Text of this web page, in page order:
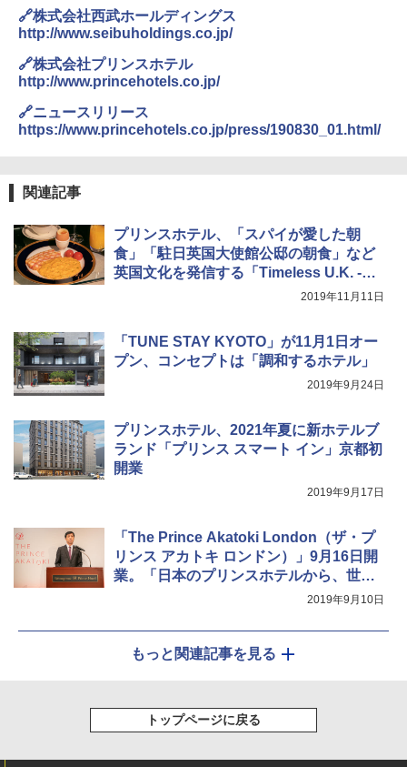
ENDLESS BASE 《めざましテレビで紹介》
テント ワンタッチ RENEW 幅200 2-3人用 43
500002(88859)
￥5,999
[キャンパーズコレクション 山善] 傘みたいに
広げるだけ パッとサッとテント ブラックコ
[キャンパーズコレクション 山善] 傘みたいに
広げるだけ パッとサッとテント キューブワ
イド ブラックコーティング フルクローズ メ
ATCW-150B エクルベージュ
￥-
￥6,459
熊撃退スプレー 熊よけスプレー 熊スプレー
【日本企業販売】超強力クマ対策スプレー 30
0ml（連続噴射30秒）110ml（連続噴射15
秒）射程5～10m 安全ロック搭載 携帯収納袋
付き ヒグマ・イノシシ対策 自治体・教育機
着替えテント トイレテント 透けない【換気
通気窓付き】収納袋付き UVカット 防水 防災
コンパクト iimono117 (ブルー)
￥3,080
🔗株式会社西武ホールディングス
http://www.seibuholdings.co.jp/
🔗株式会社プリンスホテル
http://www.princehotels.co.jp/
🔗ニュースリリース
https://www.princehotels.co.jp/press/190830_01.html/
関連記事
プリンスホテル、「スパイが愛した朝
食」「駐日英国大使館公邸の朝食」など
英国文化を発信する「Timeless U.K. -BR
2019年11月11日
「TUNE STAY KYOTO」が11月1日オー
プン、コンセプトは「調和するホテル」
2019年9月24日
プリンスホテル、2021年夏に新ホテルブ
ランド「プリンス スマート イン」京都初
開業
2019年9月17日
「The Prince Akatoki London（ザ・プ
リンス アカトキ ロンドン）」9月16日開
業。「日本のプリンスホテルから、世界
のプリンスホテルへ」と小山社長2019年9月10日
もっと関連記事を見る
トップページに戻る